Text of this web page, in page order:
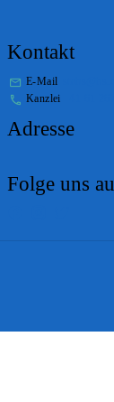
Kontakt
E-Mail
Kanzlei
Adresse
Folge uns